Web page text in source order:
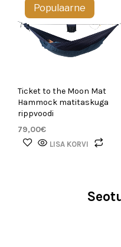
varianti.
Valikuid
saab
teha
Populaarne
Ticket to the Moon Mat
Hammock matitaskuga
rippvoodi
79,00€
LISA KORVI